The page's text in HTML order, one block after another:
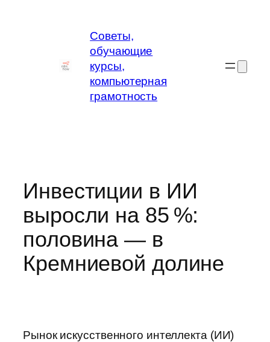
Советы,
обучающие
курсы,
компьютерная
грамотность
Инвестиции в ИИ
выросли на 85 %:
половина — в
Кремниевой долине
Рынок искусственного интеллекта (ИИ)